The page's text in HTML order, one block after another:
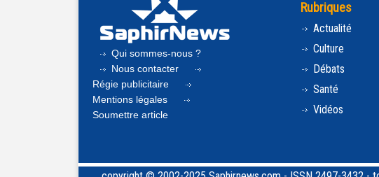
Qui sommes-nous ?
Nous contacter
Régie publicitaire
Mentions légales
Soumettre article
Rubriques
Actualité
Culture
Débats
Santé
Vidéos